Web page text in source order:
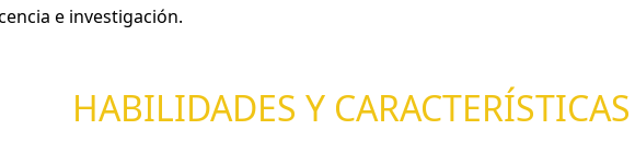
e investigación.
HABILIDADES Y